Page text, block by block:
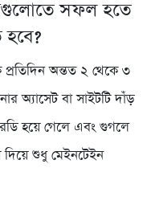
সফল হতে
অন্তত ২ থেকে ৩
অ্যাসেট বা সাইটটি দাঁড়
হয়ে গেলে এবং গুগলে
দিয়ে শুধু মেইনটেইন